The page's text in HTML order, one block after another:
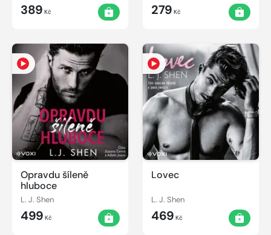
389 Kč 279 Kč
Opravdu šíleně
hluboce
L. J. Shen
499 Kč
Lovec
L. J. Shen
469 Kč